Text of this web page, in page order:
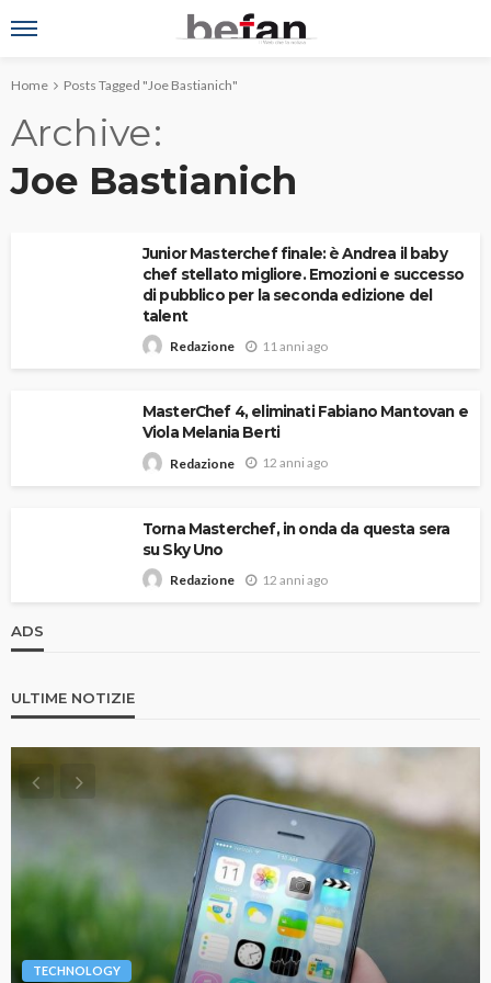
Home Posts Tagged "Joe Bastianich"
Archive
Joe Bastianich
Junior Masterchef finale: è Andrea il baby
chef stellato migliore. Emozioni e successo
di pubblico per la seconda edizione del
talent
Redazione 11 anni ago
MasterChef 4, eliminati Fabiano Mantovan e
Viola Melania Berti
Redazione 12 anni ago
Torna Masterchef, in onda da questa sera
su Sky Uno
Redazione 12 anni ago
ADS
ULTIME NOTIZIE
TECHNOLOGY